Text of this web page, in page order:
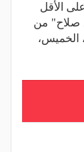
مليون يورو على الأقل
صلاح" من
الخميس،